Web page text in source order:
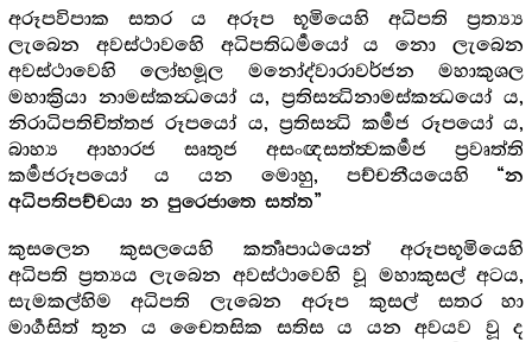
අරූපවිපාක සතර ය අරූප භූමියෙහි අධිපති ප්‍රත්‍ය්‍ය
ලැබෙන අවස්ථාවහෙි අධිපතිධර්‍මයෝ ය නො ලැබෙන
අවස්ථාවෙහි ලෝභමූල මනෝද්වාරාවර්ජන මහාකුශල
මහාක්‍රියා නාමස්කන්‍ධයෝ ය, ප්‍රතිසන්‍ධිනාමස්කන්‍ධයෝ ය,
නිරාධිපතිචිත්තජ රූපයෝ ය, ප්‍රතිසන්‍ධි කර්‍මජ රූපයෝ ය,
බාහ්‍ය ආහාරජ සෘතුජ අසංඥසත්ත්‍වකර්‍මජ ප්‍රවෘත්ති
කර්‍මජරූපයෝ ය යන මොහු, පච්චනීයයෙහි “න
අධිපතිපච්චයා න පුරෙජාතෙ සත්ත”
කුසලෙන කුසලයෙහි කර්‍තෘපාඨයෙන් අරූපභූමියෙහි
අධිපති ප්‍රත්‍යය ලැබෙන අවස්ථාවෙහි වූ මහාකුසල් අටය,
සැමකල්හිම අධිපති ලැබෙන අරූප කුසල් සතර හා
මාර්‍ගසිත් තුන ය චෛතසික සතිස ය යන අවයව වූ ද